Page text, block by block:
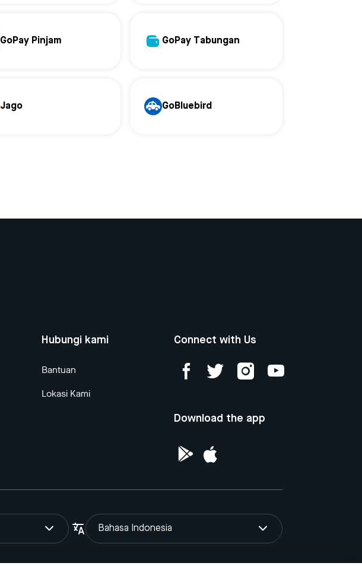
GoPay Pinjam GoPay Tabungan
Jago GoBluebird
Hubungi kami
Bantuan
Lokasi Kami
Connect with Us
Download the app
Bahasa Indonesia